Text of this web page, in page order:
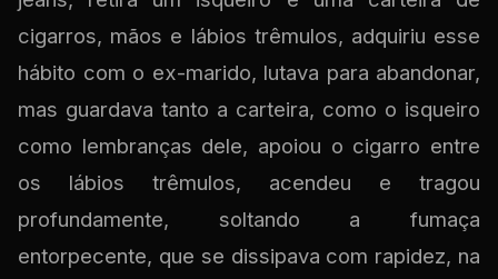
cigarros, mãos e lábios trêmulos, adquiriu esse
hábito com o ex-marido, lutava para abandonar,
mas guardava tanto a carteira, como o isqueiro
como lembranças dele, apoiou o cigarro entre
os lábios trêmulos, acendeu e tragou
profundamente, soltando a fumaça
entorpecente, que se dissipava com rapidez, na